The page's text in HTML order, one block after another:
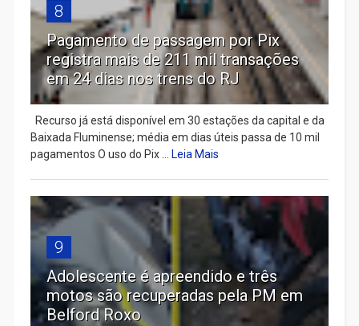
8
Pagamento de passagem por Pix
registra mais de 211 mil transações
em 24 dias nos trens do RJ
Recurso já está disponível em 30 estações da capital e da
Baixada Fluminense; média em dias úteis passa de 10 mil
pagamentos O uso do Pix ... Leia Mais
9
Adolescente é apreendido e três
motos são recuperadas pela PM em
Belford Roxo